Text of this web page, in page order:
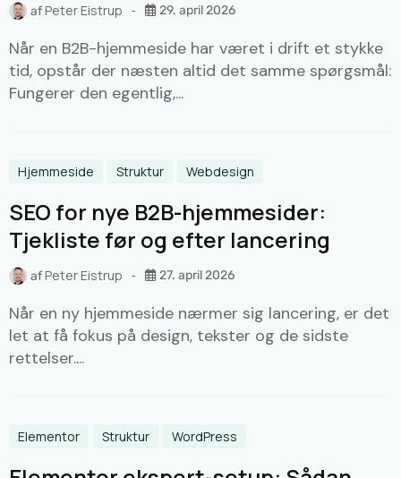
afPeter Eistrup 29. april 2026
Når en B2B-hjemmeside har været i drift et stykke
tid, opstår der næsten altid det samme spørgsmål:
Fungerer den egentlig,...
Hjemmeside Struktur Webdesign
SEO for nye B2B-hjemmesider:
Tjekliste før og efter lancering
afPeter Eistrup 27. april 2026
Når en ny hjemmeside nærmer sig lancering, er det
let at få fokus på design, tekster og de sidste
rettelser....
Elementor Struktur WordPress